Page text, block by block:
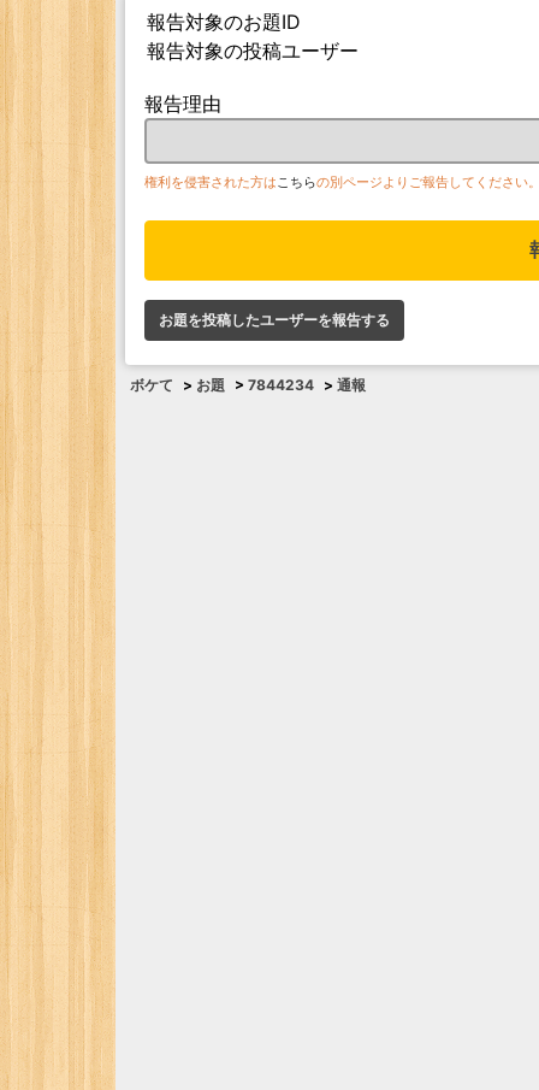
報告対象のお題ID
報告対象の投稿ユーザー
報告理由
権利を侵害された方はこちらの別ページよりご報告してください
お題を投稿したユーザーを報告する
ボケて > お題 > 7844234 > 通報